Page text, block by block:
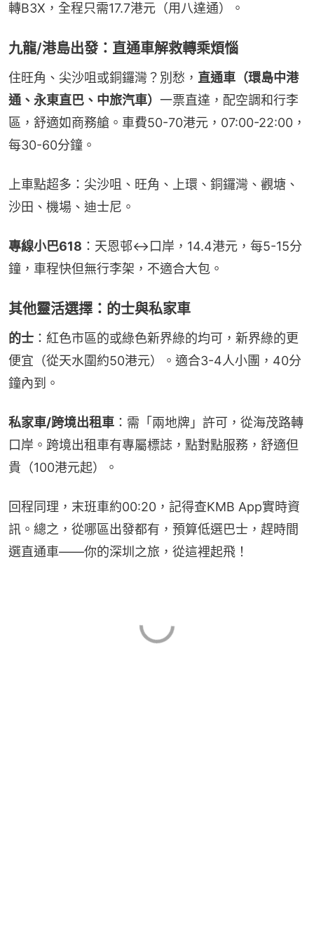
轉B3X，全程只需17.7港元（用八達通）。
九龍/港島出發：直通車解救轉乘煩惱
住旺角、尖沙咀或銅鑼灣？別愁， 直通車（環島中港
通、永東直巴、中旅汽車） 一票直達，配空調和行李
區，舒適如商務艙。車費50-70港元，07:00-22:00，
每30-60分鐘。
上車點超多：尖沙咀、旺角、上環、銅鑼灣、觀塘、
沙田、機場、迪士尼。
專線小巴618 ：天恩邨↔口岸，14.4港元，每5-15分
鐘，車程快但無行李架，不適合大包。
其他靈活選擇：的士與私家車
的士 ：紅色市區的或綠色新界綠的均可，新界綠的更
便宜（從天水圍約50港元）。適合3-4人小團，40分
鐘內到。
私家車/跨境出租車 ：需「兩地牌」許可，從海茂路轉
口岸。跨境出租車有專屬標誌，點對點服務，舒適但
貴（100港元起）。
回程同理，末班車約00:20，記得查KMB App實時資
訊。總之，從哪區出發都有，預算低選巴士，趕時間
選直通車——你的深圳之旅，從這裡起飛！